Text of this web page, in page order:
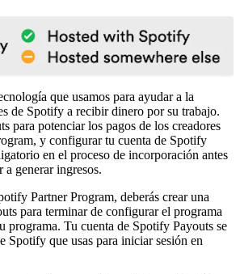
que usamos para ayudar a la
de Spotify a recibir dinero por su trabajo.
para potenciar los pagos de los creadores
y configurar tu cuenta de Spotify
en el proceso de incorporación antes
a generar ingresos.
Partner Program, deberás crear una
para terminar de configurar el programa
programa. Tu cuenta de Spotify Payouts se
Spotify que usas para iniciar sesión en